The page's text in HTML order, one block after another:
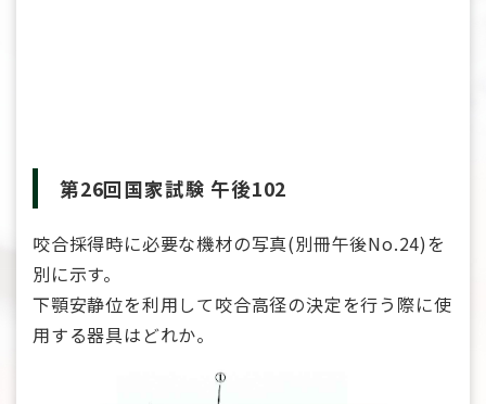
第26回国家試験 午後102
咬合採得時に必要な機材の写真(別冊午後No.24)を
別に示す。
下顎安静位を利用して咬合高径の決定を行う際に使
用する器具はどれか。